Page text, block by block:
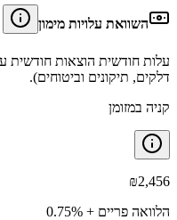
השוואת עלויות מימון
דלקים, תיקונים וביטוחים).
קניה במזומן
₪2,456
הלוואה פריים + 0.75%